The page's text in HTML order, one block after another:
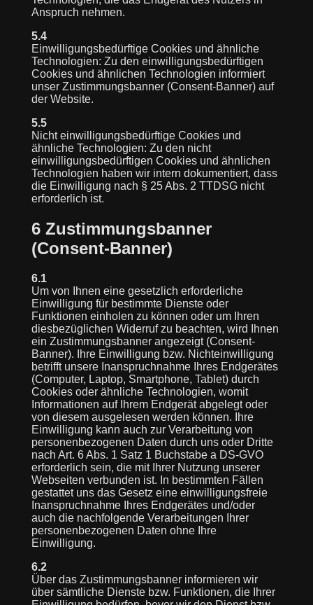
Anspruch nehmen.
5.4
Einwilligungsbedürftige Cookies und ähnliche
Technologien: Zu den einwilligungsbedürftigen
Cookies und ähnlichen Technologien informiert
unser Zustimmungsbanner (Consent-Banner) auf
der Website.
5.5
Nicht einwilligungsbedürftige Cookies und
ähnliche Technologien: Zu den nicht
einwilligungsbedürftigen Cookies und ähnlichen
Technologien haben wir intern dokumentiert, dass
die Einwilligung nach § 25 Abs. 2 TTDSG nicht
erforderlich ist.
6 Zustimmungsbanner
(Consent-Banner)
6.1
Um von Ihnen eine gesetzlich erforderliche
Einwilligung für bestimmte Dienste oder
Funktionen einholen zu können oder um Ihren
diesbezüglichen Widerruf zu beachten, wird Ihnen
ein Zustimmungsbanner angezeigt (Consent-
Banner). Ihre Einwilligung bzw. Nichteinwilligung
betrifft unsere Inanspruchnahme Ihres Endgerätes
(Computer, Laptop, Smartphone, Tablet) durch
Cookies oder ähnliche Technologien, womit
Informationen auf Ihrem Endgerät abgelegt oder
von diesem ausgelesen werden können. Ihre
Einwilligung kann auch zur Verarbeitung von
personenbezogenen Daten durch uns oder Dritte
nach Art. 6 Abs. 1 Satz 1 Buchstabe a DS-GVO
erforderlich sein, die mit Ihrer Nutzung unserer
Webseiten verbunden ist. In bestimmten Fällen
gestattet uns das Gesetz eine einwilligungsfreie
Inanspruchnahme Ihres Endgerätes und/oder
auch die nachfolgende Verarbeitungen Ihrer
personenbezogenen Daten ohne Ihre
Einwilligung.
6.2
Über das Zustimmungsbanner informieren wir
über sämtliche Dienste bzw. Funktionen, die Ihrer